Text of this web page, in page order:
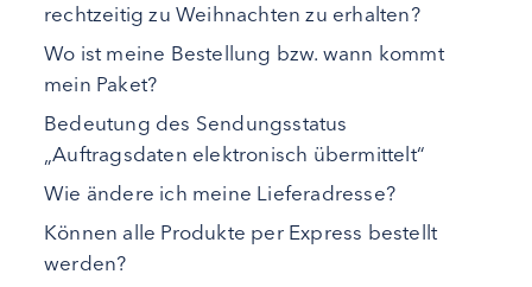
rechtzeitig zu Weihnachten zu erhalten?
Wo ist meine Bestellung bzw. wann kommt
mein Paket?
Bedeutung des Sendungsstatus
„Auftragsdaten elektronisch übermittelt“
Wie ändere ich meine Lieferadresse?
Können alle Produkte per Express bestellt
werden?